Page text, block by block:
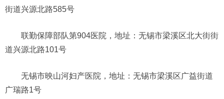
街道兴源北路585号
联勤保障部队第904医院，地址：无锡市梁溪区北大街街
道兴源北路101号
无锡市映山河妇产医院，地址：无锡市梁溪区广益街道
广瑞路1号